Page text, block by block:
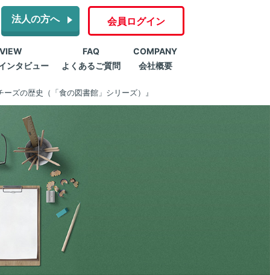
法人の方へ 会員ログイン
ンタビュー
FAQ
よくあるご質問
COMPANY
会社概要
ーズの歴史（「食の図書館」シリーズ）』